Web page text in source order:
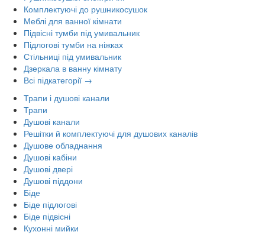
Комплектуючі до рушникосушок
Меблі для ванної кімнати
Підвісні тумби під умивальник
Підлогові тумби на ніжках
Стільниці під умивальник
Дзеркала в ванну кімнату
Всі підкатегорії →
Трапи і душові канали
Трапи
Душові канали
Решітки й комплектуючі для душових каналів
Душове обладнання
Душові кабіни
Душові двері
Душові піддони
Біде
Біде підлогові
Біде підвісні
Кухонні мийки